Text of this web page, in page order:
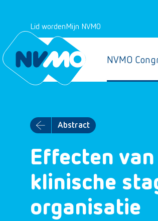
Lid wordenMijn NVMO
NVMO
Abstract
Effecten
klinische
organisatie